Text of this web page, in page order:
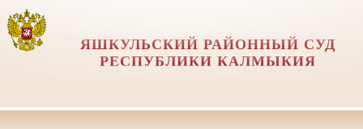
ЯШКУЛЬСКИЙ РАЙОННЫЙ СУД
РЕСПУБЛИКИ КАЛМЫКИЯ